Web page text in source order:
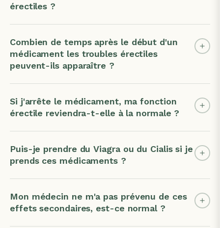
érectiles ?
Combien de temps après le début d'un
médicament les troubles érectiles
peuvent-ils apparaître ?
Si j'arrête le médicament, ma fonction
érectile reviendra-t-elle à la normale ?
Puis-je prendre du Viagra ou du Cialis si je
prends ces médicaments ?
Mon médecin ne m'a pas prévenu de ces
effets secondaires, est-ce normal ?